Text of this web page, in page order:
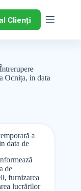
Clienți
Ocnița, in data
a
data de
de
furnizarea
lucrărilor